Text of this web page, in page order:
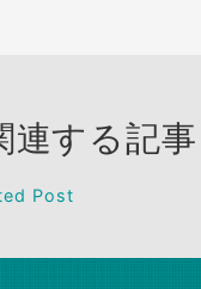
連する記事
Post